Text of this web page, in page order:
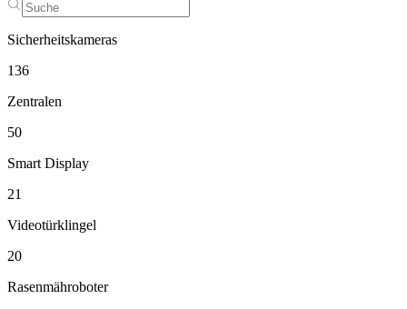
Sicherheitskameras
136
Zentralen
50
Smart Display
21
Videotürklingel
20
Rasenmähroboter